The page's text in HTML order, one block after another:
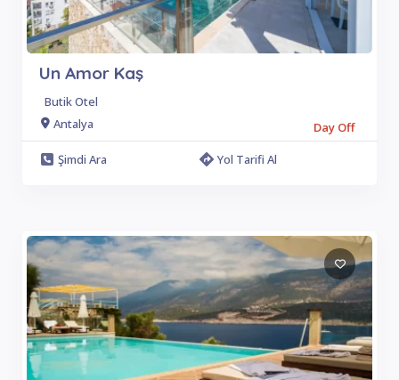
Un Amor Kaş
Butik Otel
Antalya
Day Off
Şimdi Ara
Yol Tarifi Al